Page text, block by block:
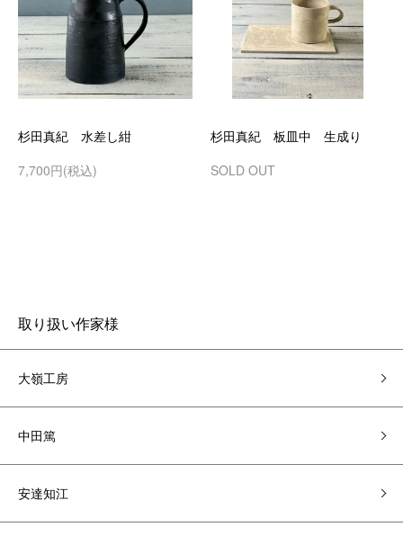
杉田真紀 水差し紺
7,700円(税込)
杉田真紀 板皿中 生成り
SOLD OUT
取り扱い作家様
大嶺工房
中田篤
安達知江